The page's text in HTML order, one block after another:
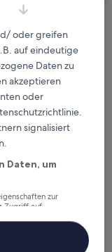
Mitglieder
Daten
oder greifen
auf eindeutige
Daten zu
akzeptieren
oder
signalisiert
Daten, um
zur
Zugriff auf
von Inhalten,
von